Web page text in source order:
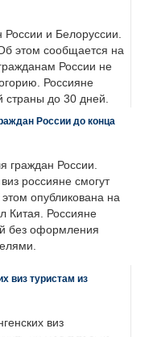
России и Белоруссии.
этом сообщается на
России не
Россияне
страны до 30 дней.
России до конца
граждан России.
россияне смогут
опубликована на
Китая. Россияне
без оформления
виз туристам из
виз